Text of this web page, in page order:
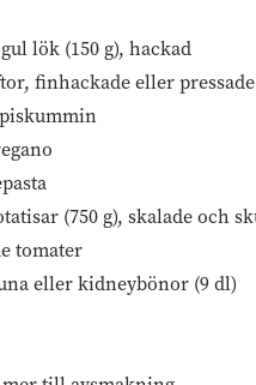
lök (150 g), hackad
finhackade eller pressade
(750 g), skalade och
tomater
eller kidneybönor (9 dl)